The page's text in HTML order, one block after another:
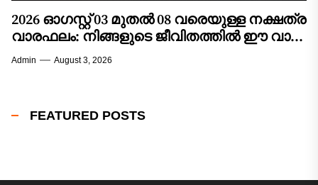
2026 ഓഗസ്റ്റ് 03 മുതൽ 08 വരെയുള്ള നക്ഷത്ര
വാരഫലം: നിങ്ങളുടെ ജീവിതത്തിൽ ഈ വാരം
വരുത്തുന്ന മാറ്റങ്ങൾ എന്തൊക്കെ?
Admin August 3, 2026
FEATURED POSTS